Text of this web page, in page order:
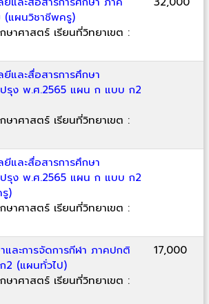
แผนวิชาชีพครู)
าศาสตร์ เรียนที่วิทยาเขต :
ยีและสื่อสารการศึกษา
รุง พ.ศ.2565 แผน ก แบบ ก2
าศาสตร์ เรียนที่วิทยาเขต :
ยีและสื่อสารการศึกษา
รุง พ.ศ.2565 แผน ก แบบ ก2
)
าศาสตร์ เรียนที่วิทยาเขต :
ละการจัดการกีฬา ภาคปกติ
(แผนทั่วไป)
าศาสตร์ เรียนที่วิทยาเขต :
17,000